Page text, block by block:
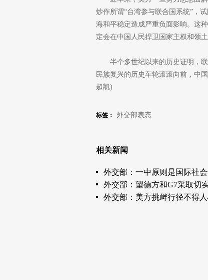
炒作所谓“台湾参与联合国系统”，
海和平稳定造成严重负面影响。这
定会在中国人民捍卫国家主权和领
半个多世纪以来的历史证明，
民族复兴的历史车轮滚滚向前，中
超凯)
标签：
外交部表态
相关新闻
外交部：一中原则是国际社
外交部：望德方和G7采取切
外交部：美方挑衅行径不得